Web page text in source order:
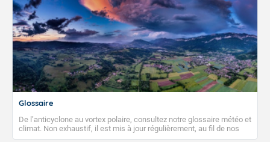
Glossaire
De l’anticyclone au vortex polaire, consultez notre glossaire météo et
climat. Non exhaustif, il est mis à jour régulièrement, au fil de nos
publications. Vous y trouverez également des liens utiles vers nos